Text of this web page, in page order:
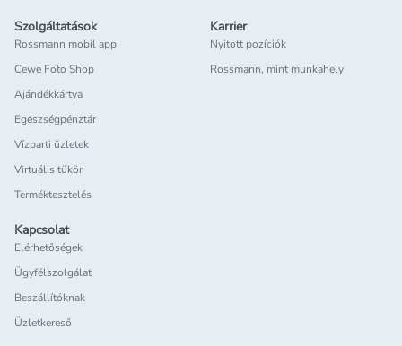
Szolgáltatások
Rossmann mobil app
Cewe Foto Shop
Ajándékkártya
Egészségpénztár
Vízparti üzletek
Virtuális tükör
Terméktesztelés
Karrier
Nyitott pozíciók
Rossmann, mint munkahely
Kapcsolat
Elérhetőségek
Ügyfélszolgálat
Beszállítóknak
Üzletkereső